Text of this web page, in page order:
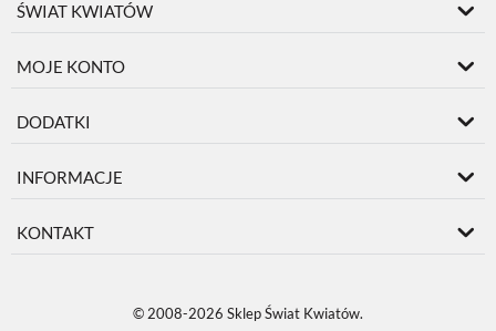
ŚWIAT KWIATÓW
MOJE KONTO
DODATKI
INFORMACJE
KONTAKT
© 2008-2026 Sklep Świat Kwiatów.